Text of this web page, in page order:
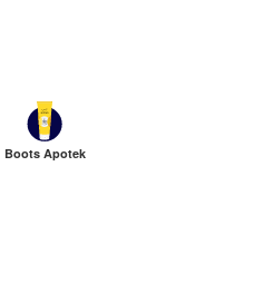
Boots Apotek